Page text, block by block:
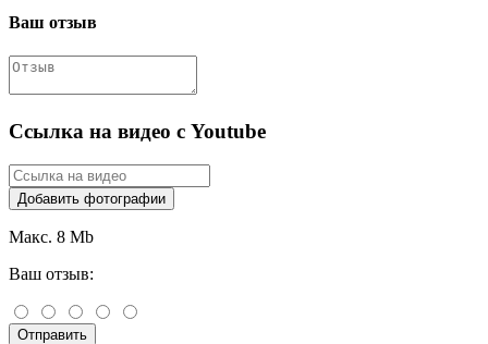
Ваш отзыв
Ссылка на видео с Youtube
Добавить фотографии
Макс. 8 Mb
Ваш отзыв:
Отправить